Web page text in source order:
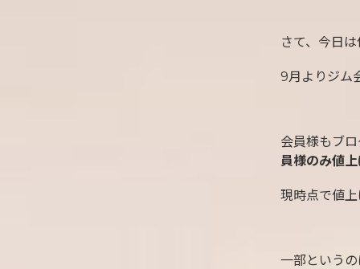
さて、今日
9月よりジム
会員様もブ
員様のみ値
現時点で値
一部という